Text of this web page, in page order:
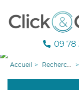
09 78
Accueil Recherche aide à domicile